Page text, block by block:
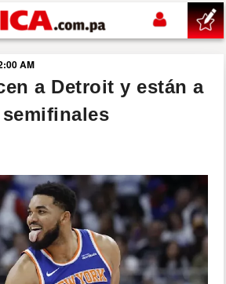
AM
a Detroit y están a